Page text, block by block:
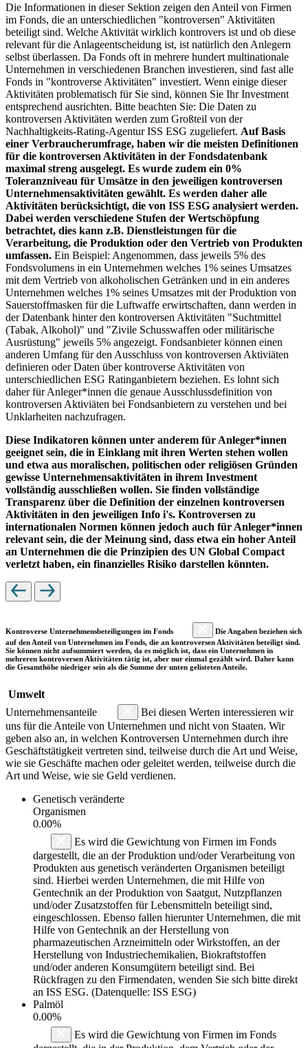
Die Informationen in dieser Sektion zeigen den Anteil von Firmen
im Fonds, die an unterschiedlichen "kontroversen" Aktivitäten
beteiligt sind. Welche Aktivität wirklich kontrovers ist und ob diese
relevant für die Anlageentscheidung ist, ist natürlich den Anlegern
selbst überlassen. Da Fonds oft in mehrere hundert multinationale
Unternehmen in verschiedenen Branchen investieren, sind fast alle
Fonds in "kontroverse Aktivitäten" investiert. Wenn einige dieser
Aktivitäten problematisch für Sie sind, können Sie Ihr Investment
entsprechend ausrichten. Bitte beachten Sie: Die Daten zu
kontroversen Aktivitäten werden zum Großteil von der
Nachhaltigkeits-Rating-Agentur ISS ESG zugeliefert. Auf Basis
einer Verbraucherumfrage, haben wir die meisten Definitionen
für die kontroversen Aktivitäten in der Fondsdatenbank
maximal streng ausgelegt. Es wurde zudem ein 0%
Toleranzniveau für Umsätze in den jeweiligen kontroversen
Unternehmensaktivitäten gewählt. Es werden daher alle
Aktivitäten berücksichtigt, die von ISS ESG analysiert werden.
Dabei werden verschiedene Stufen der Wertschöpfung
betrachtet, dies kann z.B. Dienstleistungen für die
Verarbeitung, die Produktion oder den Vertrieb von Produkten
umfassen. Ein Beispiel: Angenommen, dass jeweils 5% des
Fondsvolumens in ein Unternehmen welches 1% seines Umsatzes
mit dem Vertrieb von alkoholischen Getränken und in ein anderes
Unternehmen welches 1% seines Umsatzes mit der Produktion von
Sauerstoffmasken für die Luftwaffe erwirtschaften, dann werden in
der Datenbank hinter den kontroversen Aktivitäten "Suchtmittel
(Tabak, Alkohol)" und "Zivile Schusswaffen oder militärische
Ausrüstung" jeweils 5% angezeigt. Fondsanbieter können einen
anderen Umfang für den Ausschluss von kontroversen Aktiviäten
definieren oder Daten über kontroverse Aktivitäten von
unterschiedlichen ESG Ratinganbietern beziehen. Es lohnt sich
daher für Anleger*innen die genaue Ausschlussdefinition von
kontroversen Aktiviäten bei Fondsanbietern zu verstehen und bei
Unklarheiten nachzufragen.
Diese Indikatoren können unter anderem für Anleger*innen
geeignet sein, die in Einklang mit ihren Werten stehen wollen
und etwa aus moralischen, politischen oder religiösen Gründen
gewisse Unternehmensaktivitäten in ihrem Investment
vollständig ausschließen wollen. Sie finden vollständige
Transparenz über die Definition der einzelnen kontroversen
Aktivitäten in den jeweiligen Info i's. Kontroversen zu
internationalen Normen können jedoch auch für Anleger*innen
relevant sein, die der Meinung sind, dass etwa ein hoher Anteil
an Unternehmen die die Prinzipien des UN Global Compact
verletzt haben, ein finanzielles Risiko darstellen könnten.
Kontroverse Unternehmensbeteiligungen im Fonds
Die Angaben beziehen sich
auf den Anteil von Unternehmen im Fonds, die an kontroversen Aktivitäten beteiligt sind.
Sie können nicht aufsummiert werden, da es möglich ist, dass ein Unternehmen in
mehreren kontroversen Aktivitäten tätig ist, aber nur einmal gezählt wird. Daher kann
die Gesamthöhe niedriger sein als die Summe der unten gelisteten Anteile.
Umwelt
Unternehmensanteile
Bei diesen Werten interessieren wir
uns für die Anteile von Unternehmen und nicht von Staaten. Wir
geben also an, in welchen Kontroversen Unternehmen durch ihre
Geschäftstätigkeit vertreten sind, teilweise durch die Art und Weise,
wie sie Geschäfte machen oder geleitet werden, teilweise durch die
Art und Weise, wie sie Geld verdienen.
Genetisch veränderte
Organismen
0.00%
Es wird die Gewichtung von Firmen im Fonds
dargestellt, die an der Produktion und/oder Verarbeitung von
Produkten aus genetisch veränderten Organismen beteiligt
sind. Hierbei werden Unternehmen, die mit Hilfe von
Gentechnik an der Produktion von Saatgut, Nutzpflanzen
und/oder Zusatzstoffen für Lebensmitteln beteiligt sind,
eingeschlossen. Ebenso fallen hierunter Unternehmen, die mit
Hilfe von Gentechnik an der Herstellung von
pharmazeutischen Arzneimitteln oder Wirkstoffen, an der
Herstellung von Industriechemikalien, Biokraftstoffen
und/oder anderen Konsumgütern beteiligt sind. Bei
Rückfragen zu den Firmendaten, wenden Sie sich bitte direkt
an ISS ESG. (Datenquelle: ISS ESG)
Palmöl
0.00%
Es wird die Gewichtung von Firmen im Fonds